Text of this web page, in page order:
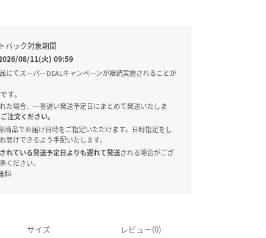
バック対象期間
08/11(火) 09:59
にてスーパーDEALキャンペーンが継続実施されることが
す。
た場合、一番遅い発送予定日にまとめて発送いたしま
注文ください。
品でお届け日時をご指定いただけます。日時指定をし
届けできるよう手配いたします。
れている発送予定日よりも遅れて発送される場合がござ
ください。
料
サイズ レビュー(0)